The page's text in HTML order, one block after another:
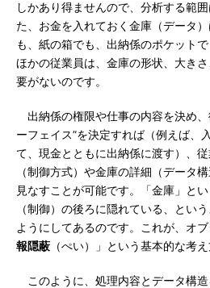
しかあり得ませんので、分析する範
た、お金を入れておく金庫（データ
も、紙の箱でも、出納係のポケット
ほかの従業員は、金庫の形状、大き
要がないのです。
出納係の権限や仕事の内容を決め、
ーフェイス”を決定すれば（例えば、
て、現金とともに出納係に渡す）、
（制御方式）や金庫の詳細（データ
見なすことが可能です。「金庫」と
（制御）の後ろに隠れている、とい
ようにしてあるのです。これが、オ
報隠蔽 （ぺい）」という基本的な考え
このように、処理内容とデータ構